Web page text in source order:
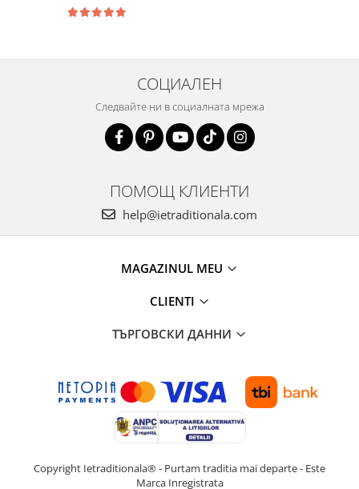
СОЦИАЛЕН
Следвайте ни в социалната мрежа
ПОМОЩ КЛИЕНТИ
help@ietraditionala.com
MAGAZINUL MEU
CLIENTI
ТЪРГОВСКИ ДАННИ
Copyright Ietraditionala® - Purtam traditia mai departe - Este
Marca Inregistrata